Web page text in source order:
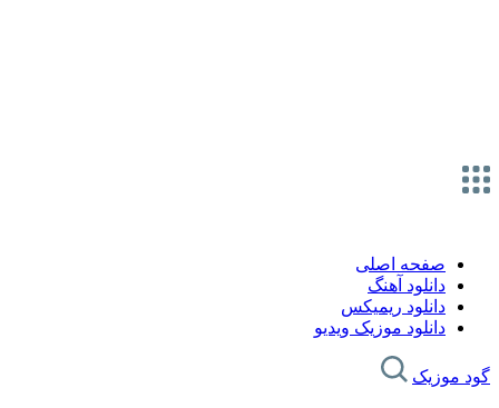
صفحه اصلی
دانلود آهنگ
دانلود ریمیکس
دانلود موزیک ویدیو
گود موزیک